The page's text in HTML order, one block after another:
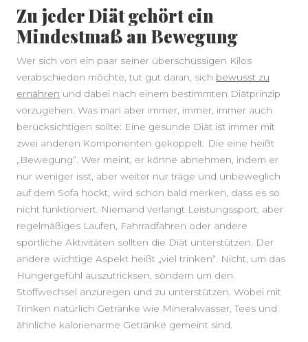
Zu jeder Diät gehört ein
Mindestmaß an Bewegung
Wer sich von ein paar seiner überschüssigen Kilos
verabschieden möchte, tut gut daran, sich bewusst zu
ernähren und dabei nach einem bestimmten Diätprinzip
vorzugehen. Was man aber immer, immer, immer auch
berücksichtigen sollte: Eine gesunde Diät ist immer mit
zwei anderen Komponenten gekoppelt. Die eine heißt
„Bewegung“. Wer meint, er könne abnehmen, indem er
nur weniger isst, aber weiter nur träge und unbeweglich
auf dem Sofa hockt, wird schon bald merken, dass es so
nicht funktioniert. Niemand verlangt Leistungssport, aber
regelmäßiges Laufen, Fahrradfahren oder andere
sportliche Aktivitäten sollten die Diät unterstützen. Der
andere wichtige Aspekt heißt „viel trinken“. Nicht, um das
Hungergefühl auszutricksen, sondern um den
Stoffwechsel anzuregen und zu unterstützen. Wobei mit
Trinken natürlich Getränke wie Mineralwasser, Tees und
ähnliche kalorienarme Getränke gemeint sind.